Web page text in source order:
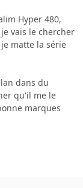
Hyper 480,
vais le chercher
matte la série
dans du
qu'il me le
marques